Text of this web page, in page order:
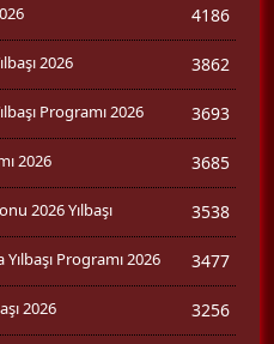
4186
2026 3862
Programı 2026 3693
2026 3685
2026 Yılbaşı 3538
Programı 2026 3477
2026 3256